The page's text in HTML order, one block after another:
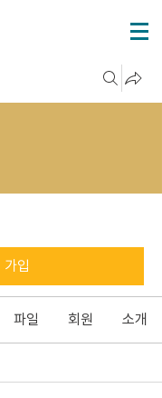
가입
파일 회원 소개